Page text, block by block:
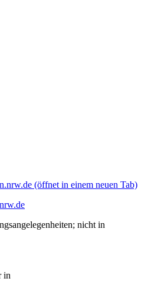
(öffnet in einem neuen Tab)
nicht in
in